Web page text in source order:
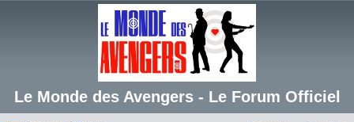
Le Monde des Avengers - Le Forum Officiel